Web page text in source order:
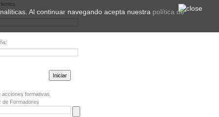
acciones formativas
de Formadores
Al continuar navegando acepta nuestra política de